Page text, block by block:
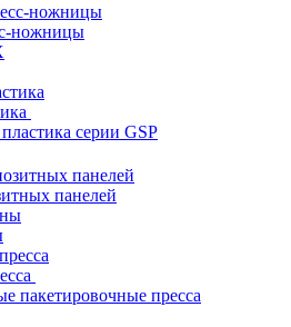
ножницы
серии GSP
панелей
пакетировочные пресса